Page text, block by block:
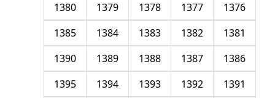
1376
1377
1378
1379
1380
1381
1382
1383
1384
1385
1386
1387
1388
1389
1390
1391
1392
1393
1394
1395